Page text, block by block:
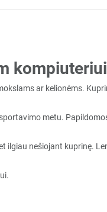
ar kelionėms.
metu.
nešiojant kuprinę.